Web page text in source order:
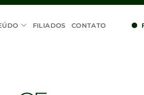
FILIADOS CONTATO